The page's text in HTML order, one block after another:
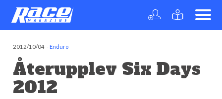
2012/10/04 -Enduro
Återupplev Six Days
2012